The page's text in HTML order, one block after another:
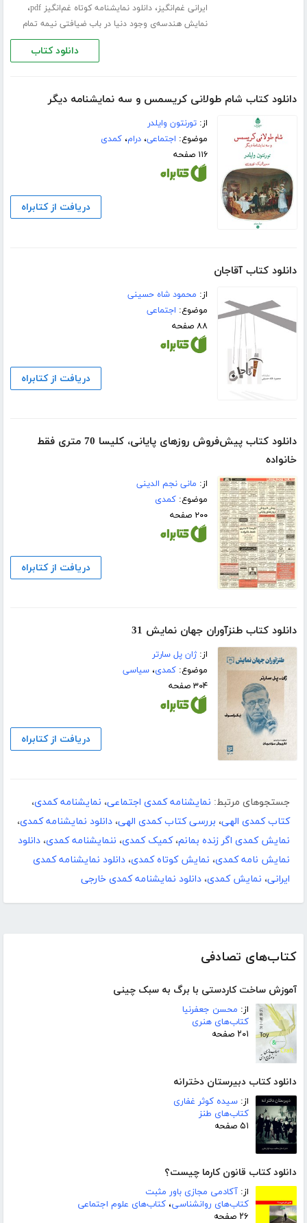
کتاب‌های تصادفی
آموزش ساخت کاردستی با برگ به سبک چینی
از: محسن جعفرنیا
کتاب‌های هنری
۲۰۱ صفحه
دانلود کتاب دبیرستان دخترانه
از: سیده کوثر غفاری
کتاب‌های طنز
۵۱ صفحه
دانلود کتاب قانون کارما چیست؟
از: آکادمی مجازی باور مثبت
کتاب‌های روانشناسی، کتاب‌های علوم اجتماعی
۲۶ صفحه
ایرانی غم‌انگیز،دانلود نمایشنامه کوتاه غم‌انگیز pdf ،
نمایش هندسه‌ی وجود دنیا در باب ضیافتی نیمه تمام
دانلود کتاب
دانلود کتاب شام طولانی کریسمس و سه نمایشنامه دیگر
از:تورنتون وایلدر
موضوع: اجتماعی،درام،کمدی
۱۱۶ صفحه
دریافت از کتابراه
دانلود کتاب آقاجان
از: محمود شاه حسینی
موضوع: اجتماعی
۸۸ صفحه
دریافت از کتابراه
دانلود کتاب پیش‌فروش روزهای پایانی، کلیسا 70 متری فقط
خانواده
از: مانی نجم الدینی
موضوع:کمدی
۲۰۰ صفحه
دریافت از کتابراه
دانلود کتاب طنزآوران جهان نمایش 31
از:ژان پل سارتر
موضوع:کمدی،سیاسی
۳۰۴ صفحه
دریافت از کتابراه
جستجوهای مرتبط: نمایشنامه کمدی اجتماعی، نمایشنامه کمدی،
کتاب کمدی الهی، بررسی کتاب کمدی الهی، دانلود نمایشنامه کمدی،
نمایش کمدی اگر زنده بمانم،کمیک کمدی، ننمایشنامه کمدی، دانلود
نمایش نامه کمدی، نمایش کوتاه کمدی، دانلود نمایشنامه کمدی
ایرانی، نمایش کمدی، دانلود نمایشنامه کمدی خارجی